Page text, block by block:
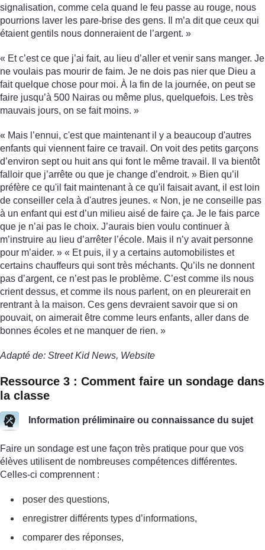
signalisation, comme cela quand le feu passe au rouge, nous
pourrions laver les pare-brise des gens. Il m’a dit que ceux qui
étaient gentils nous donneraient de l’argent. »
« Et c’est ce que j’ai fait, au lieu d’aller et venir sans manger. Je
ne voulais pas mourir de faim. Je ne dois pas nier que Dieu a
fait quelque chose pour moi. À la fin de la journée, on peut se
faire jusqu’à 500 Nairas ou même plus, quelquefois. Les très
mauvais jours, on se fait moins. »
« Mais l’ennui, c'est que maintenant il y a beaucoup d'autres
enfants qui viennent faire ce travail. On voit des petits garçons
d’environ sept ou huit ans qui font le même travail. Il va bientôt
falloir que j’arrête ou que je change d’endroit. » Bien qu’il
préfère ce qu'il fait maintenant à ce qu'il faisait avant, il est loin
de conseiller cela à d'autres jeunes. « Non, je ne conseille pas
à un enfant qui est d’un milieu aisé de faire ça. Je le fais parce
que je n’ai pas le choix. J’aurais bien voulu continuer à
m’instruire au lieu d’arrêter l’école. Mais il n’y avait personne
pour m’aider. » « Et puis, il y a certains automobilistes et
certains chauffeurs qui sont très méchants. Qu’ils ne donnent
pas d’argent, ce n’est pas le problème. C’est comme ils nous
crient dessus, et comme ils nous parlent, on en pleurerait en
rentrant à la maison. Ces gens devraient savoir que si on
pouvait, on aimerait être comme leurs enfants, aller dans de
bonnes écoles et ne manquer de rien. »
Adapté de: Street Kid News, Website
Ressource 3 : Comment faire un sondage dans
la classe
Information préliminaire ou connaissance du sujet
Faire un sondage est une façon très pratique pour que vos
élèves utilisent de nombreuses compétences différentes.
Celles-ci comprennent :
poser des questions,
enregistrer différents types d’informations,
comparer des réponses,